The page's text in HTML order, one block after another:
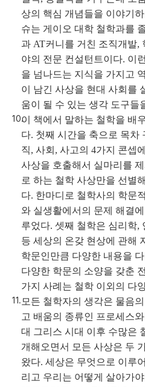
상의 핵심 개념들을 이야기
슈는 게이오 대학 철학과를
과 AT커니를 거친 조직개발,
야의 전문 컨설턴트이다. 이
을 넘나드는 지식을 가지고
이 남긴 사상을 현대 사회를
움이 될 수 있는 생각 도구들
이 책에서 말하는 철학을 배
다. 첫째 시간을 축으로 목차
직, 사회, 사고의 4가지 콘셉
사상을 호출해서 실마리를
로 하는 철학 사상만을 선별
다. 한마디로 철학사의 학문
와 실생활에서의 문제 해결
루었다. 셋째 철학은 심리학,
등 세상의 온갖 현상에 관해
학문인만큼 다양한 내용을
다양한 학문의 소양을 갖춘
가지 사례는 철학 이외의 다
모든 철학자의 생각은 물음
고 배움의 종류인 프로세스
대 그리스 시대 이후 수많은
개해오면서 모든 사상은 두
왔다. 세상은 무엇으로 이루
리고 우리는 어떻게 살아가